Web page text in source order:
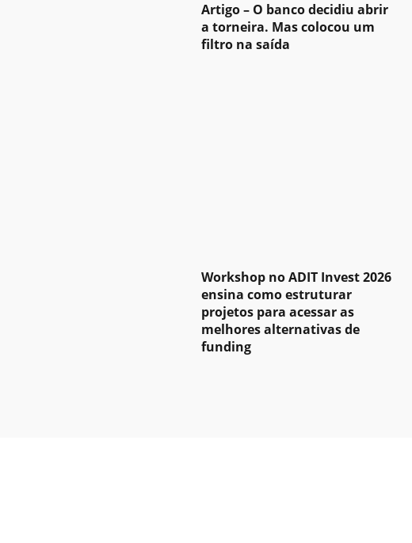
Artigo – O banco decidiu abrir
a torneira. Mas colocou um
filtro na saída
Workshop no ADIT Invest 2026
ensina como estruturar
projetos para acessar as
melhores alternativas de
funding